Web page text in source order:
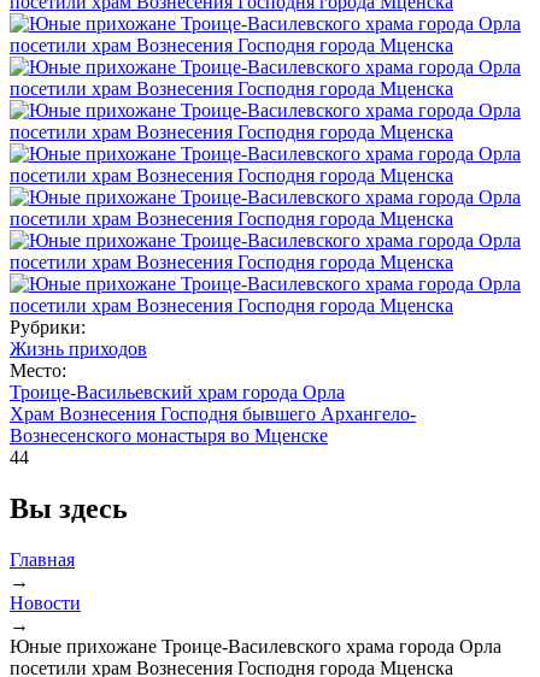
Рубрики:
Жизнь приходов
Место:
Троице-Васильевский храм города Орла
Храм Вознесения Господня бывшего Архангело-
Вознесенского монастыря во Мценске
44
Вы здесь
Главная
→
Новости
→
Юные прихожане Троице-Василевского храма города Орла
посетили храм Вознесения Господня города Мценска